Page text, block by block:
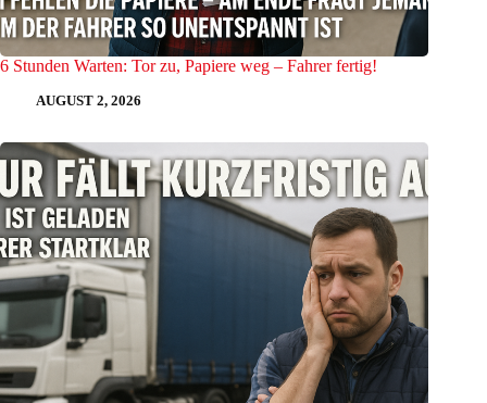
6 Stunden Warten: Tor zu, Papiere weg – Fahrer fertig!
AUGUST 2, 2026